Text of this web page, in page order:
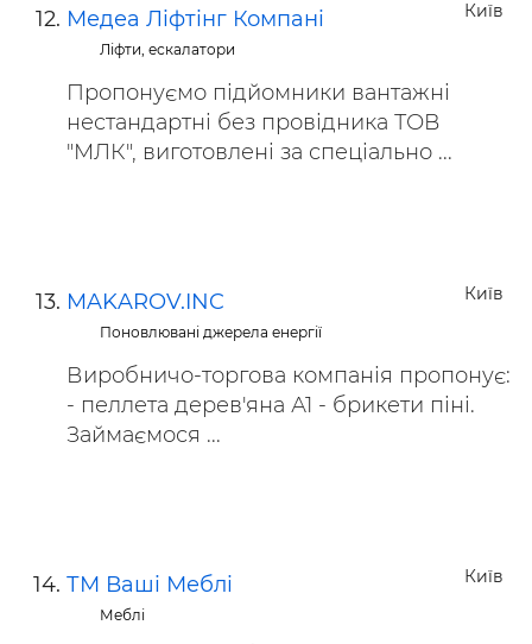
Київ
Медеа Ліфтінг Компані
Ліфти, ескалатори
Пропонуємо підйомники вантажні
нестандартні без провідника ТОВ
"МЛК", виготовлені за спеціально ...
Київ
MAKAROV.INC
Поновлювані джерела енергії
Виробничо-торгова компанія пропонує:
- пеллета дерев'яна А1 - брикети піні.
Займаємося ...
Київ
ТМ Ваші Меблі
Меблі